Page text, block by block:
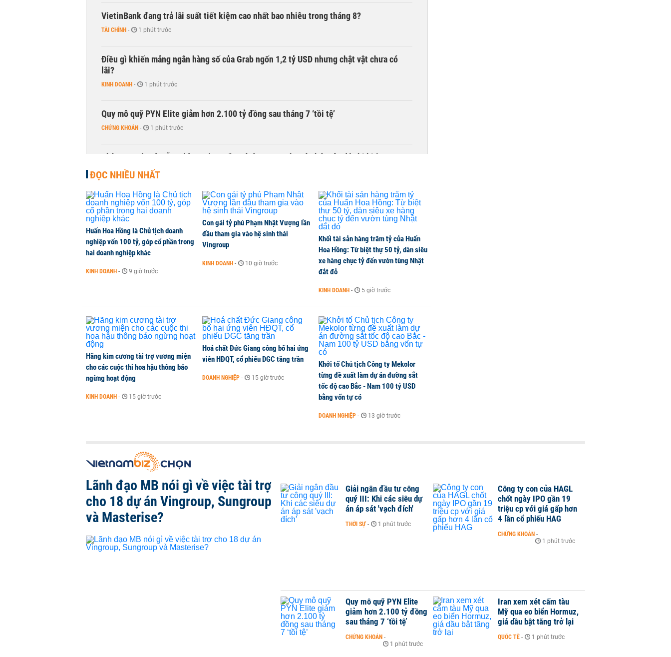
VietinBank đang trả lãi suất tiết kiệm cao nhất bao nhiêu trong tháng 8?
TÀI CHÍNH - 1 phút trước
Điều gì khiến mảng ngân hàng số của Grab ngốn 1,2 tỷ USD nhưng chật vật chưa có
lãi?
KINH DOANH - 1 phút trước
Quy mô quỹ PYN Elite giảm hơn 2.100 tỷ đồng sau tháng 7 ‘tồi tệ’
CHỨNG KHOÁN - 1 phút trước
Phía sau một Đà Nẵng đáng sống: Điều gì đang tạo nên sức hút của đô thị biển?
CHUYỂN ĐỘNG THỊ TRƯỜNG
Một doanh nghiệp trúng thầu hai khu đô thị hơn 36.000 tỷ ở Mũi Né
NHÀ ĐẤT - 1 phút trước
Công ty con của HAGL chốt ngày IPO gần 19 triệu cp với giá gấp hơn 4 lần cổ phiếu
HAG
CHỨNG KHOÁN - 1 phút trước
ĐỌC NHIỀU NHẤT
Huấn Hoa Hồng là Chủ tịch doanh
nghiệp vốn 100 tỷ, góp cổ phần trong
hai doanh nghiệp khác
KINH DOANH - 9 giờ trước
Con gái tỷ phú Phạm Nhật Vượng lần
đầu tham gia vào hệ sinh thái
Vingroup
KINH DOANH - 10 giờ trước
Khối tài sản hàng trăm tỷ của Huấn
Hoa Hồng: Từ biệt thự 50 tỷ, dàn siêu
xe hàng chục tỷ đến vườn tùng Nhật
đắt đỏ
KINH DOANH - 5 giờ trước
Hãng kim cương tài trợ vương miện
cho các cuộc thi hoa hậu thông báo
ngừng hoạt động
KINH DOANH - 15 giờ trước
Hoá chất Đức Giang công bố hai ứng
viên HĐQT, cổ phiếu DGC tăng trần
DOANH NGHIỆP - 15 giờ trước
Khởi tố Chủ tịch Công ty Mekolor
từng đề xuất làm dự án đường sắt
tốc độ cao Bắc - Nam 100 tỷ USD
bằng vốn tự có
DOANH NGHIỆP - 13 giờ trước
Lãnh đạo MB nói gì về việc tài trợ
cho 18 dự án Vingroup, Sungroup
và Masterise?
Giải ngân đầu tư công
quý III: Khi các siêu dự
án áp sát 'vạch đích'
THỜI SỰ - 1 phút trước
Công ty con của HAGL
chốt ngày IPO gần 19
triệu cp với giá gấp hơn
4 lần cổ phiếu HAG
CHỨNG KHOÁN -
1 phút trước
Quy mô quỹ PYN Elite
giảm hơn 2.100 tỷ đồng
sau tháng 7 ‘tồi tệ’
CHỨNG KHOÁN -
1 phút trước
Iran xem xét cấm tàu
Mỹ qua eo biển Hormuz,
giá dầu bật tăng trở lại
QUỐC TẾ - 1 phút trước